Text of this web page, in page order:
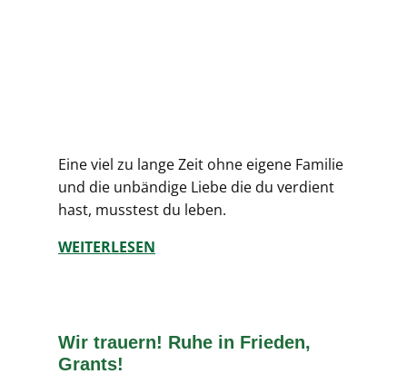
Eine viel zu lange Zeit ohne eigene Familie
und die unbändige Liebe die du verdient
hast, musstest du leben.
WEITERLESEN
Wir trauern! Ruhe in Frieden,
Grants!